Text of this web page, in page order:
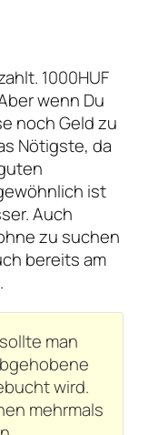
1000HUF
wenn Du
noch Geld zu
Nötigste, da
ist
Auch
zu suchen
bereits am
man
wird.
mehrmals